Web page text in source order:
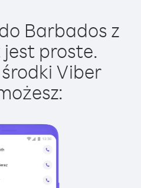
Barbados z
proste.
Viber